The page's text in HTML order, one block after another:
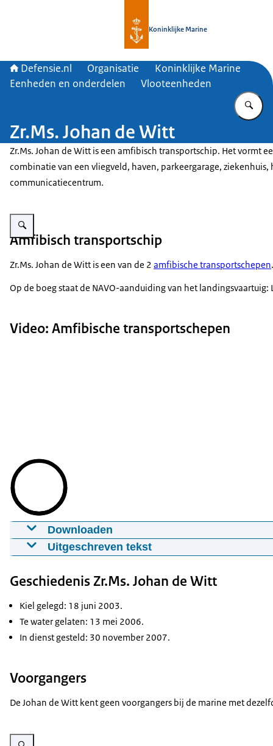
Koninklijke Marine
Defensie.nl Organisatie
Koninklijke Marine
Eenheden en onderdelen
Vlooteenheden
Zr.Ms. Johan de Witt
Zr.Ms. Johan de Witt is een amfibisch transportschip. Het vormt
combinatie van een vliegveld, haven, parkeergarage, ziekenhuis,
communicatiecentrum.
Vergroot afbeelding Amfibisch transportschip Johan de Witt.
Amfibisch transportschip
Zr.Ms. Johan de Witt is een van de 2 amfibische transportschepen
Op de boeg staat de NAVO-aanduiding van het landingsvaartuig:
Video: Amfibische transportschepen
Downloaden
Amfibische transportschepen
Download
Ondertiteling
Uitgeschreven tekst
worden ingezet in conflictsituaties, bijvoorbeeld voor
De schepen zijn vliegveld, haven, parkeerplaats en
In een wereld waar een groot deel van de bevolking
Geschiedenis Zr.Ms. Johan de Witt
Kiel gelegd: 18 juni 2003.
Te water gelaten: 13 mei 2006.
In dienst gesteld: 30 november 2007.
Voorgangers
De Johan de Witt kent geen voorgangers bij de marine met
Vergroot afbeelding Lynx-helikopter aan boord van Zr.Ms. Johan de Witt.